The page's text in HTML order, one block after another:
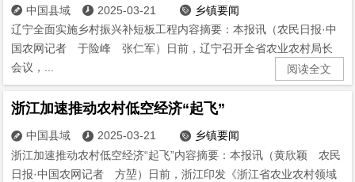
 中国县域  2025-03-21  乡镇要闻
辽宁全面实施乡村振兴补短板工程内容摘要：本报讯（农民日报·中
国农网记者 于险峰 张仁军）日前，辽宁召开全省农业农村局长
会议，...
阅读全文
浙江加速推动农村低空经济“起飞”
 中国县域  2025-03-21  乡镇要闻
浙江加速推动农村低空经济“起飞”内容摘要：本报讯（黄欣颖 农民
日报·中国农网记者 方堃）日前，浙江印发《浙江省农业农村领域